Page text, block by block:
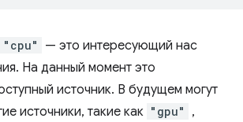
"cpu"
— это интересующий нас
На данный момент это
источник. В будущем могут
источники, такие как "gpu" ,